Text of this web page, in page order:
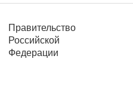
Правительство
Российской
Федерации